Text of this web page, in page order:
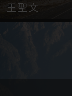
王聖文